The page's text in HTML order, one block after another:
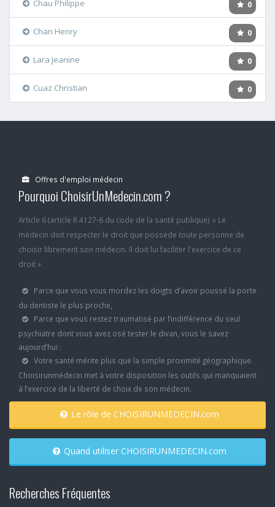
0
Chau Philippe
0
Chan Henry
0
Lara Jeanine
0
Cuaz Christian
Offres d'emploi médecin
Pourquoi ChoisirUnMedecin.com ?
Article 6 (article R.4127-6 du code de la santé publique) « Le
médecin doit respecter le droit que possède toute personne de
choisir librement son médecin. Il doit lui faciliter l'exercice de ce
droit ».
Parce que vous vous mordez les doigts d’avoir poussé la porte
du dentiste le plus proche,
Parce que vous restez traumatisé par l’indifférence du seul
psychiatre dont vous avez osé tester le divan, vous le savez
aujourd’hui :
Votre santé mérite plus que la simple proximité géographique.
Choisirunmédecin met à votre disposition les outils qui manquaient
à l’exercice de la liberté de choix de son médecin.
Le rôle de CHOISIRUNMEDECIN.com
Quand utiliser CHOISIRUNMEDECIN.com
Recherches Fréquentes